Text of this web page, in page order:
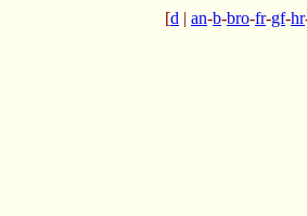
[d | an-b-bro-fr-gf-hr